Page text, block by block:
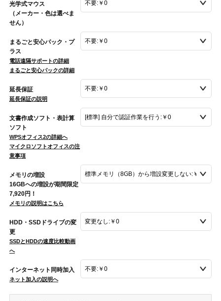
光学式マウス
（メーカー・色は選べま
せん）
まるごと安心パック・プ
ラス
電話遠隔サポートの詳細
まるごと安心パックの詳細
延長保証
延長保証の説明
文書作成ソフト・表計算
ソフト
WPSオフィス2の詳細へ
マイクロソフトオフィスの注
意事項
メモリの増設
16GBへの増設が期間限定
7,920円！
メモリの説明はこちら
HDD・SSDドライブの変
更
SSDとHDDの速度比較動画
へ
インターネット同時加入
ネット加入の説明へ